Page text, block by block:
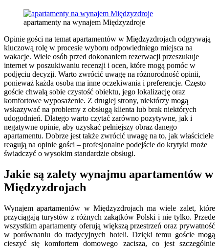
apartamenty na wynajem Międzyzdroje
Opinie gości na temat apartamentów w Międzyzdrojach odgrywają
kluczową rolę w procesie wyboru odpowiedniego miejsca na
wakacje. Wiele osób przed dokonaniem rezerwacji przeszukuje
internet w poszukiwaniu recenzji i ocen, które mogą pomóc w
podjęciu decyzji. Warto zwrócić uwagę na różnorodność opinii,
ponieważ każda osoba ma inne oczekiwania i preferencje. Często
goście chwalą sobie czystość obiektu, jego lokalizację oraz
komfortowe wyposażenie. Z drugiej strony, niektórzy mogą
wskazywać na problemy z obsługą klienta lub brak niektórych
udogodnień. Dlatego warto czytać zarówno pozytywne, jak i
negatywne opinie, aby uzyskać pełniejszy obraz danego
apartamentu. Dobrze jest także zwrócić uwagę na to, jak właściciele
reagują na opinie gości – profesjonalne podejście do krytyki może
świadczyć o wysokim standardzie obsługi.
Jakie są zalety wynajmu apartamentów w
Międzyzdrojach
Wynajem apartamentów w Międzyzdrojach ma wiele zalet, które
przyciągają turystów z różnych zakątków Polski i nie tylko. Przede
wszystkim apartamenty oferują większą przestrzeń oraz prywatność
w porównaniu do tradycyjnych hoteli. Dzięki temu goście mogą
cieszyć się komfortem domowego zacisza, co jest szczególnie